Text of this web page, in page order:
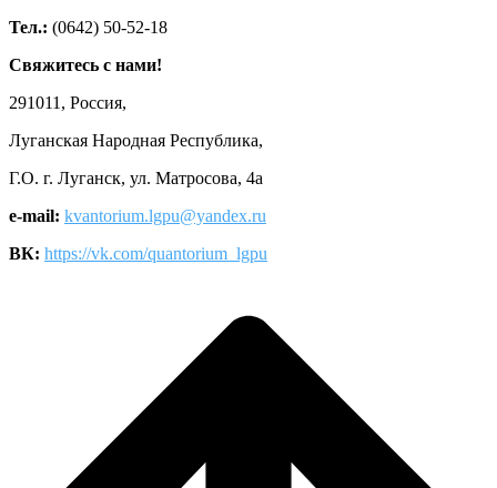
Тел.: (0642) 50-52-18
Свяжитесь с нами!
291011, Россия,
Луганская Народная Республика,
Г.О. г. Луганск, ул. Матросова, 4а
e-mail: kvantorium.lgpu@yandex.ru
ВК: https://vk.com/quantorium_lgpu